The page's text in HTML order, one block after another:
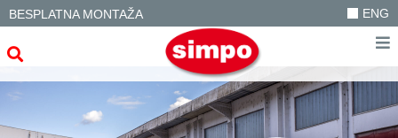
BESPLATNA MONTAŽA ENG